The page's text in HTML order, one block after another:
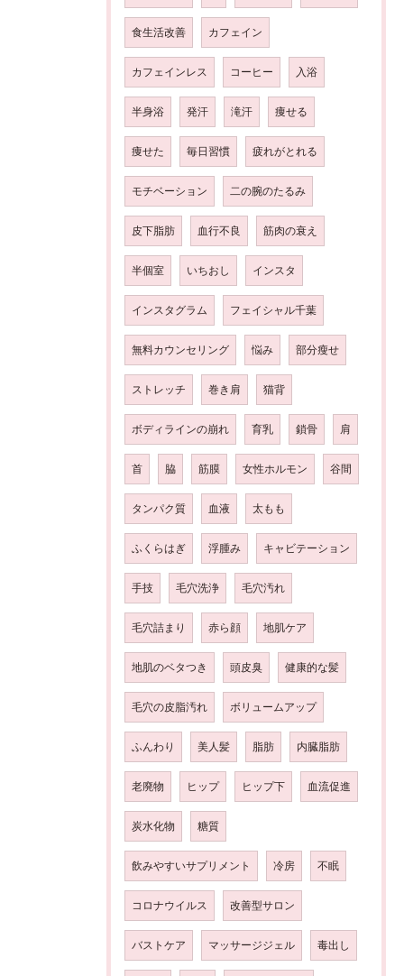
食生活改善 カフェイン
カフェインレス コーヒー 入浴
半身浴 発汗 滝汗 痩せる
痩せた 毎日習慣 疲れがとれる
モチベーション 二の腕のたるみ
皮下脂肪 血行不良 筋肉の衰え
半個室 いちおし インスタ
インスタグラム フェイシャル千葉
無料カウンセリング 悩み 部分瘦せ
ストレッチ 巻き肩 猫背
ボディラインの崩れ 育乳 鎖骨 肩
首 脇 筋膜 女性ホルモン 谷間
タンパク質 血液 太もも
ふくらはぎ 浮腫み キャビテーション
手技 毛穴洗浄 毛穴汚れ
毛穴詰まり 赤ら顔 地肌ケア
地肌のベタつき 頭皮臭 健康的な髪
毛穴の皮脂汚れ ボリュームアップ
ふんわり 美人髪 脂肪 内臓脂肪
老廃物 ヒップ ヒップ下 血流促進
炭水化物 糖質
飲みやすいサプリメント 冷房 不眠
コロナウイルス 改善型サロン
バストケア マッサージジェル 毒出し